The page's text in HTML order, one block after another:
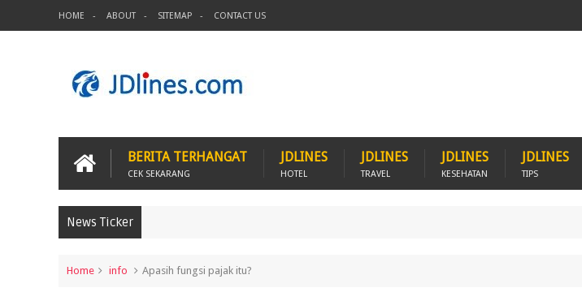
HOME ABOUT SITEMAP CONTACT US
BERITA TERHANGAT
CEK SEKARANG
JDLINES
HOTEL
JDLINES
TRAVEL
JDLINES
KESEHATAN
JDLINES
TIPS
News Ticker
Home info Apasih fungsi pajak itu?